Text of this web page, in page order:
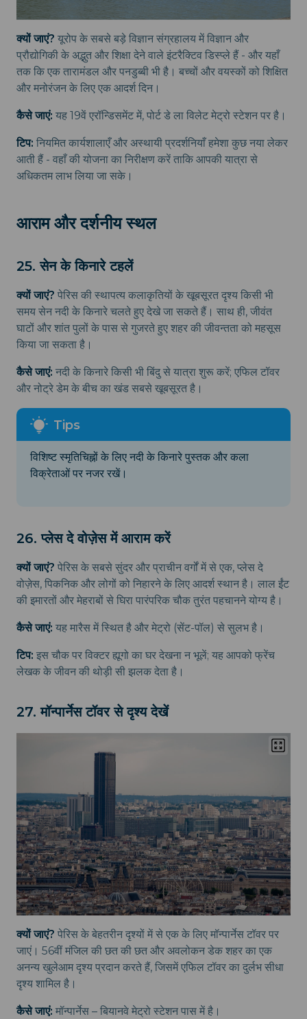
क्यों जाएं? यूरोप के सबसे बड़े विज्ञान संग्रहालय में विज्ञान और
प्रौद्योगिकी के अद्भुत और शिक्षा देने वाले इंटरैक्टिव डिस्प्ले हैं - और यहाँ
तक कि एक तारामंडल और पनडुब्बी भी है। बच्चों और वयस्कों को शिक्षित
और मनोरंजन के लिए एक आदर्श दिन।
कैसे जाएं: यह 19वें एरॉन्डिसमेंट में, पोर्ट डे ला विलेट मेट्रो स्टेशन पर है।
टिप: नियमित कार्यशालाएँ और अस्थायी प्रदर्शनियाँ हमेशा कुछ नया लेकर
आती हैं - वहाँ की योजना का निरीक्षण करें ताकि आपकी यात्रा से
अधिकतम लाभ लिया जा सके।
आराम और दर्शनीय स्थल
25. सेन के किनारे टहलें
क्यों जाएं? पेरिस की स्थापत्य कलाकृतियों के खूबसूरत दृश्य किसी भी
समय सेन नदी के किनारे चलते हुए देखे जा सकते हैं। साथ ही, जीवंत
घाटों और शांत पुलों के पास से गुजरते हुए शहर की जीवन्तता को महसूस
किया जा सकता है।
कैसे जाएं: नदी के किनारे किसी भी बिंदु से यात्रा शुरू करें; एफिल टॉवर
और नोट्रे डेम के बीच का खंड सबसे खूबसूरत है।
विशिष्ट स्मृतिचिह्नों के लिए नदी के किनारे पुस्तक और कला
विक्रेताओं पर नजर रखें।
26. प्लेस दे वोज़ेस में आराम करें
क्यों जाएं? पेरिस के सबसे सुंदर और प्राचीन वर्गों में से एक, प्लेस दे
वोज़ेस, पिकनिक और लोगों को निहारने के लिए आदर्श स्थान है। लाल ईंट
की इमारतों और मेहराबों से घिरा पारंपरिक चौक तुरंत पहचानने योग्य है।
कैसे जाएं: यह मारैस में स्थित है और मेट्रो (सेंट-पॉल) से सुलभ है।
टिप: इस चौक पर विक्टर ह्यूगो का घर देखना न भूलें; यह आपको फ्रेंच
लेखक के जीवन की थोड़ी सी झलक देता है।
27. मॉन्पार्नेस टॉवर से दृश्य देखें
क्यों जाएं? पेरिस के बेहतरीन दृश्यों में से एक के लिए मॉन्पार्नेस टॉवर पर
जाएं। 56वीं मंजिल की छत की छत और अवलोकन डेक शहर का एक
अनन्य खुलेआम दृश्य प्रदान करते हैं, जिसमें एफिल टॉवर का दुर्लभ सीधा
दृश्य शामिल है।
कैसे जाएं: मॉन्पार्नेस – बियानवे मेट्रो स्टेशन पास में है।